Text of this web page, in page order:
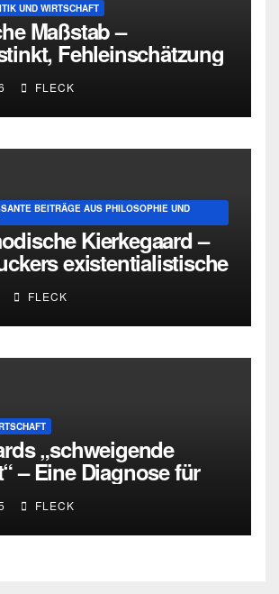
UND WIRTSCHAFT
Maßstab –
Fehleinschätzung
intellektueller
FLECK
BEITRÄGE AUS PHILOSOPHIE UND
Kierkegaard –
existentialistische
FLECK
„schweigende
– Eine Diagnose für
FLECK